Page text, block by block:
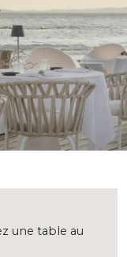
une table au